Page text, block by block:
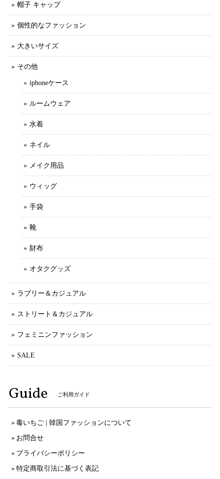
帽子 キャップ
個性的なファッション
大きいサイズ
その他
iphoneケース
ルームウェア
水着
ネイル
メイク用品
ウィッグ
手袋
靴
財布
オタクグッズ
ラブリー＆カジュアル
ストリート＆カジュアル
フェミニンファッション
SALE
Guide ご利用ガイド
毒いちご | 韓国ファッションについて
お問合せ
プライバシーポリシー
特定商取引法に基づく表記